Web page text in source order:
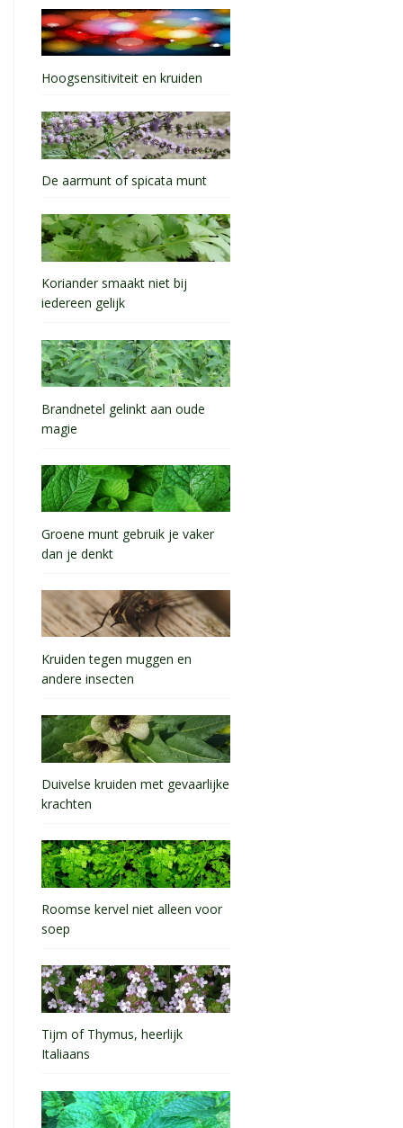
Hoogsensitiviteit en kruiden
De aarmunt of spicata munt
Koriander smaakt niet bij
iedereen gelijk
Brandnetel gelinkt aan oude
magie
Groene munt gebruik je vaker
dan je denkt
Kruiden tegen muggen en
andere insecten
Duivelse kruiden met gevaarlijke
krachten
Roomse kervel niet alleen voor
soep
Tijm of Thymus, heerlijk
Italiaans